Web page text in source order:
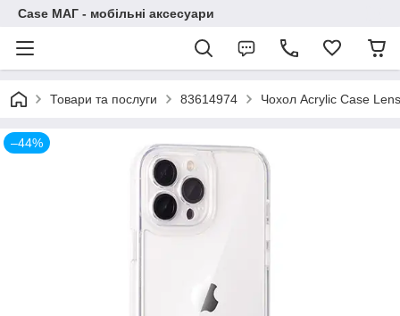
Case МАГ - мобільні аксесуари
Товари та послуги 83614974 Чохол Acrylic Case
–44%